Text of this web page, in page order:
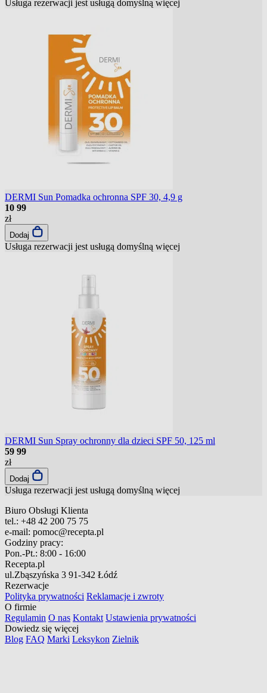
Usługa rezerwacji jest usługą domyślną więcej
DERMI Sun Pomadka ochronna SPF 30, 4,9 g
10 99
zł
Dodaj
Usługa rezerwacji jest usługą domyślną więcej
DERMI Sun Spray ochronny dla dzieci SPF 50, 125 ml
59 99
zł
Dodaj
Usługa rezerwacji jest usługą domyślną więcej
Biuro Obsługi Klienta
tel.: +48 42 200 75 75
e-mail: pomoc@recepta.pl
Godziny pracy:
Pon.-Pt.: 8:00 - 16:00
Recepta.pl
ul.Zbąszyńska 3 91-342 Łódź
Rezerwacje
Polityka prywatności Reklamacje i zwroty
O firmie
Regulamin O nas Kontakt Ustawienia prywatności
Dowiedz się więcej
Blog FAQ Marki Leksykon Zielnik